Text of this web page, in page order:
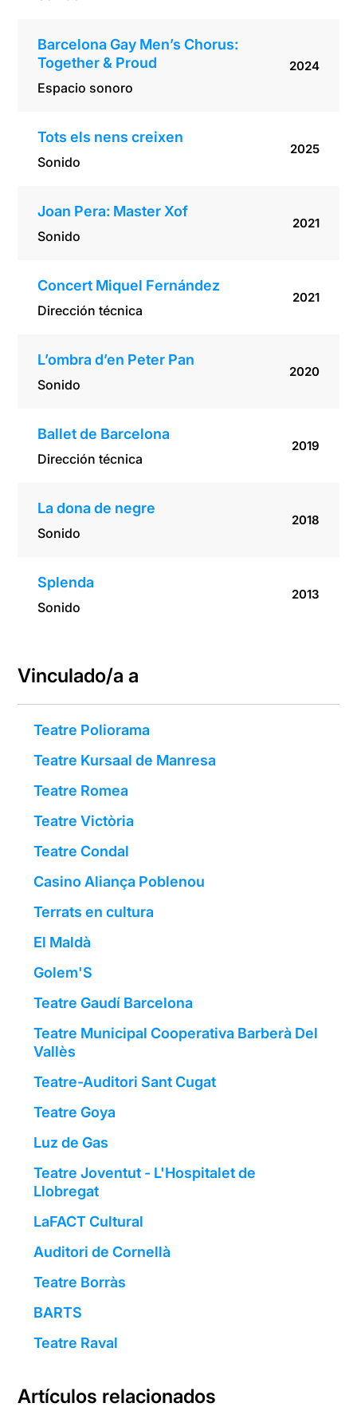
Barcelona Gay Men’s Chorus:
Together & Proud
Espacio sonoro
2024
Tots els nens creixen
Sonido
2025
Joan Pera: Master Xof
Sonido
2021
Concert Miquel Fernández
Dirección técnica
2021
L’ombra d’en Peter Pan
Sonido
2020
Ballet de Barcelona
Dirección técnica
2019
La dona de negre
Sonido
2018
Splenda
Sonido
2013
Vinculado/a a
Teatre Poliorama
Teatre Kursaal de Manresa
Teatre Romea
Teatre Victòria
Teatre Condal
Casino Aliança Poblenou
Terrats en cultura
El Maldà
Golem'S
Teatre Gaudí Barcelona
Teatre Municipal Cooperativa Barberà Del
Vallès
Teatre-Auditori Sant Cugat
Teatre Goya
Luz de Gas
Teatre Joventut - L'Hospitalet de
Llobregat
LaFACT Cultural
Auditori de Cornellà
Teatre Borràs
BARTS
Teatre Raval
Artículos relacionados